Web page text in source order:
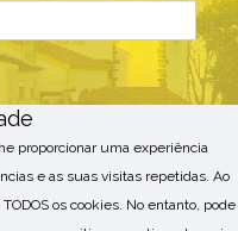
proporcionar uma experiência
e as suas visitas repetidas. Ao
os cookies. No entanto, pode